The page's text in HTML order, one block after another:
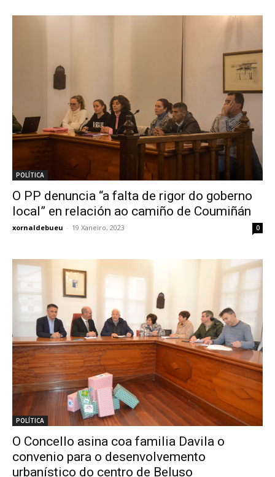
POLÍTICA
O PP denuncia “a falta de rigor do goberno
local” en relación ao camiño de Coumiñán
xornaldebueu - 19 Xaneiro, 2023 0
POLÍTICA
O Concello asina coa familia Davila o
convenio para o desenvolvemento
urbanístico do centro de Beluso